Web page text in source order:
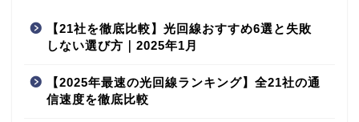
【21社を徹底比較】光回線おすすめ6選と失敗
しない選び方｜2025年1月
【2025年最速の光回線ランキング】全21社の通
信速度を徹底比較